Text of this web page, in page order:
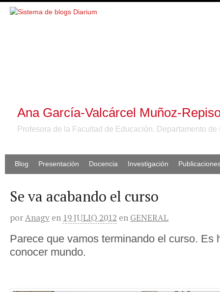
Ana García-Valcárcel Muñoz-
Profesora de la Facultad de Educación. Departamento
Blog Presentación Docencia Investigación
Se va acabando el curso
porAnagv en 19 JULIO 2012 en GENERAL
Parece que vamos terminando el curso. Es
conocer mundo.